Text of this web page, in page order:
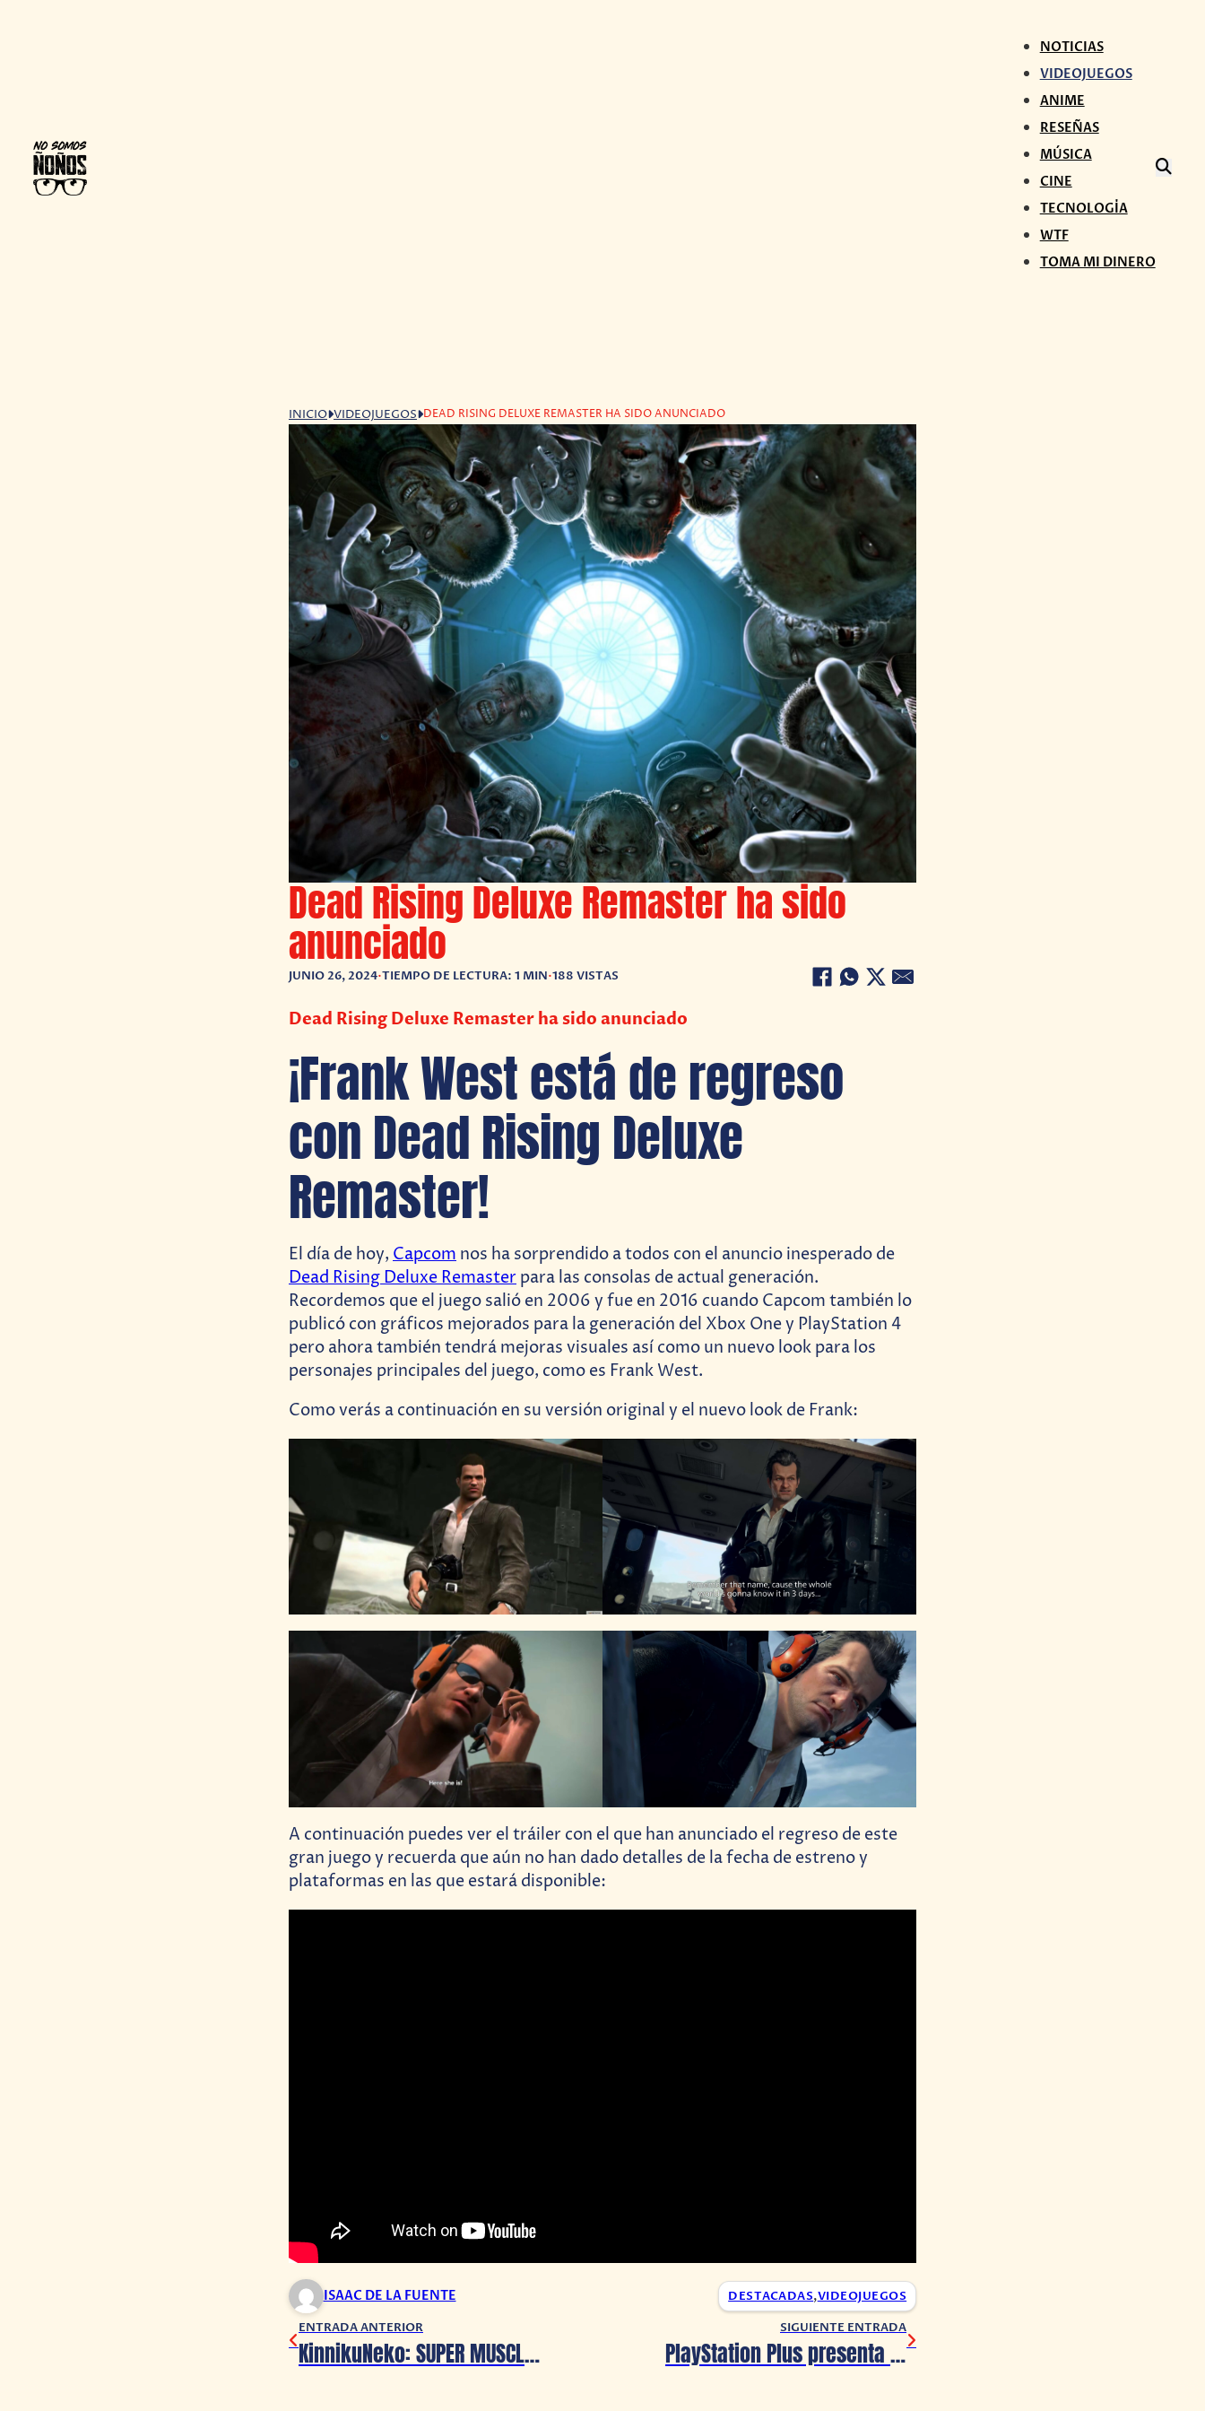
NOTICIAS
VIDEOJUEGOS
ANIME
RESEÑAS
MÚSICA
CINE
TECNOLOGÍA
WTF
TOMA MI DINERO
INICIO VIDEOJUEGOS DEAD RISING DELUXE REMASTER HA SIDO ANUNCIADO
Dead Rising Deluxe Remaster ha sido
anunciado
JUNIO 26, 2024•TIEMPO DE LECTURA: 1 MIN•188 VISTAS
Dead Rising Deluxe Remaster ha sido anunciado
¡Frank West está de regreso
con Dead Rising Deluxe
Remaster!
El día de hoy, Capcom nos ha sorprendido a todos con el anuncio inesperado de
Dead Rising Deluxe Remaster para las consolas de actual generación.
Recordemos que el juego salió en 2006 y fue en 2016 cuando Capcom también lo
publicó con gráficos mejorados para la generación del Xbox One y PlayStation 4
pero ahora también tendrá mejoras visuales así como un nuevo look para los
personajes principales del juego, como es Frank West.
Como verás a continuación en su versión original y el nuevo look de Frank:
A continuación puedes ver el tráiler con el que han anunciado el regreso de este
gran juego y recuerda que aún no han dado detalles de la fecha de estreno y
plataformas en las que estará disponible:
ISAAC DE LA FUENTE DESTACADAS,VIDEOJUEGOS
ENTRADA ANTERIOR
KinnikuNeko: SUPER MUSCLE CAT llegará a consolas
SIGUIENTE ENTRADA
PlayStation Plus presenta los juegos que saldrán en julio 2024